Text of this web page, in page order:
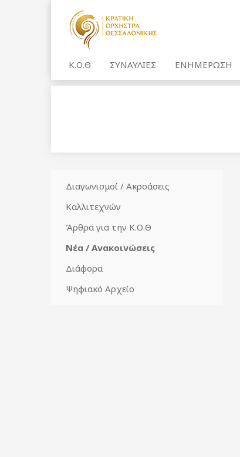
Κ.Ο.Θ ΣΥΝΑΥΛΙΕΣ ΕΝΗΜΕΡΩΣΗ
Διαγωνισμοί / Ακροάσεις
Καλλιτεχνών
Άρθρα για την Κ.Ο.Θ
Νέα / Ανακοινώσεις
Διάφορα
Ψηφιακό Αρχείο